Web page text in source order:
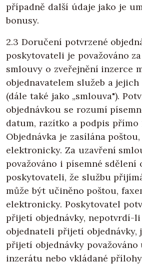
případně další údaje jako je
bonusy.
2.3 Doručení potvrzené
poskytovateli je považováno
smlouvy o zveřejnění inzerce
objednavatelem služeb a
(dále také jako „smlouva").
objednávkou se rozumí
datum, razítko a podpis přímo
Objednávka je zasílána
elektronicky. Za uzavření
považováno i písemné sdělení
poskytovateli, že službu
může být učiněno poštou,
elektronicky. Poskytovatel
přijetí objednávky, nepotvrdí-
objednateli přijetí objednávky,
přijetí objednávky považováno
inzerátu nebo vkládané